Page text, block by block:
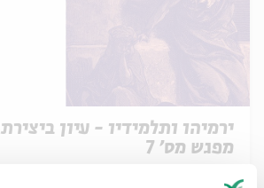
מפגש מס' 7